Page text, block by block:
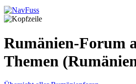
Rumänien-Forum
Themen